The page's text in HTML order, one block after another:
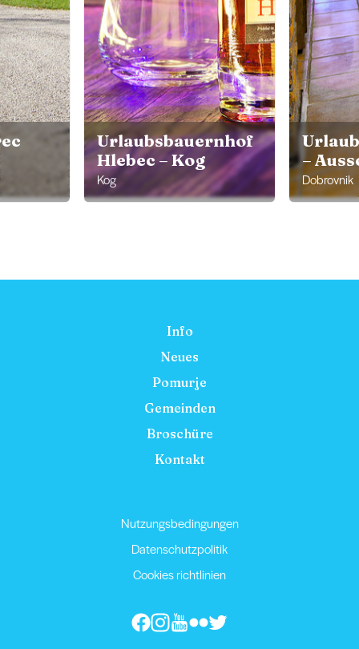
Urlaubsbauernhof
Hlebec – Kog
Kog
–
Dobrovnik
Info
Neues
Pomurje
Gemeinden
Broschüre
Kontakt
Nutzungsbedingungen
Datenschutzpolitik
Cookies richtlinien